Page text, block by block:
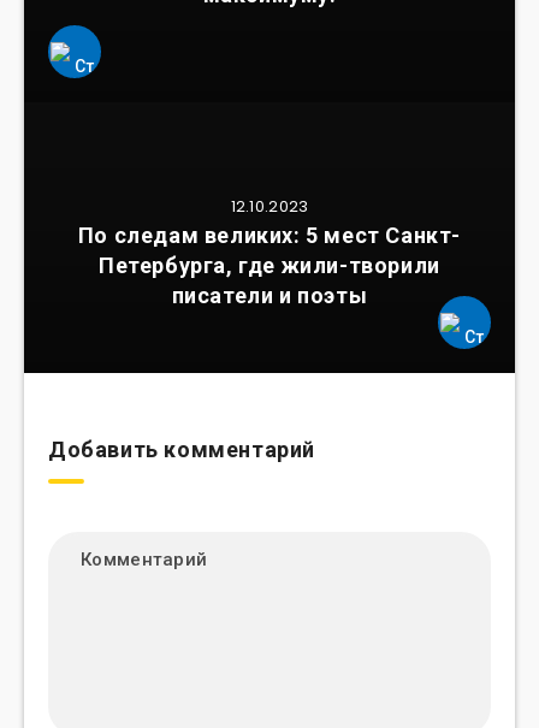
12.10.2023
По следам великих: 5 мест Санкт-
Петербурга, где жили-творили
писатели и поэты
Добавить комментарий